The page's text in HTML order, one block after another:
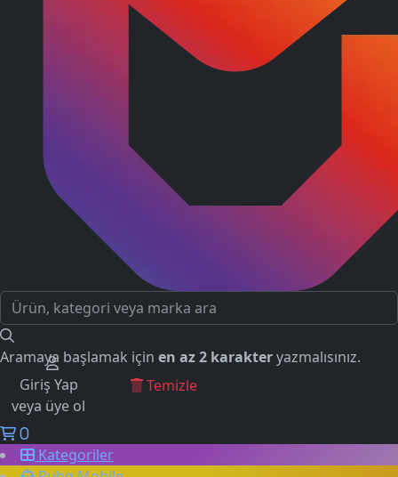
Aramaya başlamak için en az 2 karakteryazmalısınız.
GEÇMİŞ ARAMALAR
Temizle
Giriş Yap
veya üye ol
0
Kategoriler